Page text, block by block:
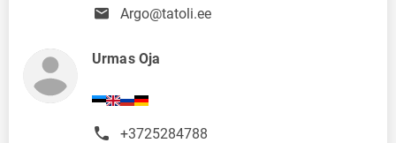
Argo@tatoli.ee
Urmas Oja
+3725284788